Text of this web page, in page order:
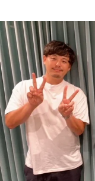
お知らせ
イベント・
YouTube
会社情報